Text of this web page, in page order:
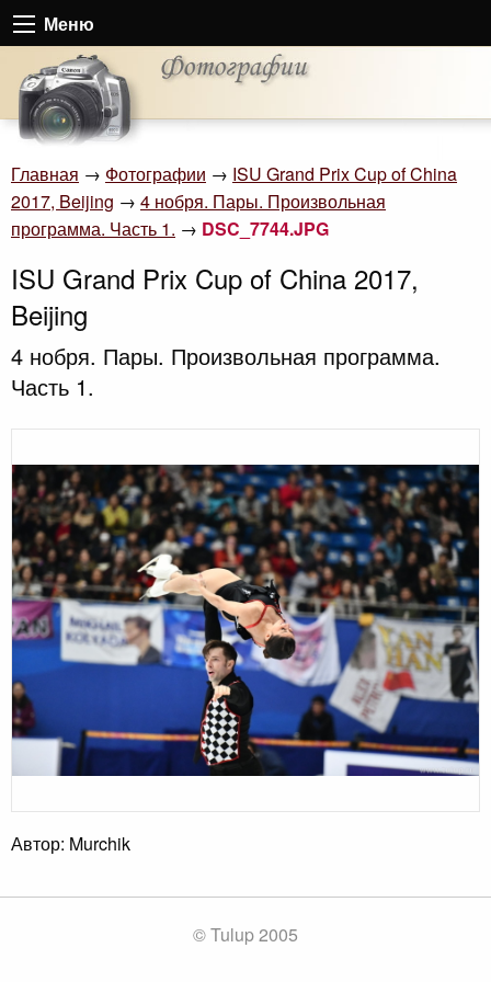
Меню
Главная → Фотографии → ISU Grand Prix Cup of China
2017, Beijing → 4 нобря. Пары. Произвольная
программа. Часть 1. → DSC_7744.JPG
ISU Grand Prix Cup of China 2017,
Beijing
4 нобря. Пары. Произвольная программа.
Часть 1.
Автор: Murchik
© Tulup 2005